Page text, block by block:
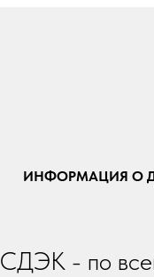
ИНФОРМАЦИЯ О
СДЭК - по